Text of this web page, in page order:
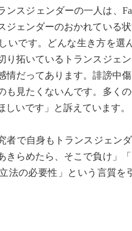
スジェンダーの一人は、
ジェンダーのおかれている
いです。どんな生き方を
り拓いているトランスジェ
情だってあります。誹謗中
も見たくないんです。多く
しいです」と訴えています。
で自身もトランスジェン
きらめたら、そこで負け」
法の必要性」という言質